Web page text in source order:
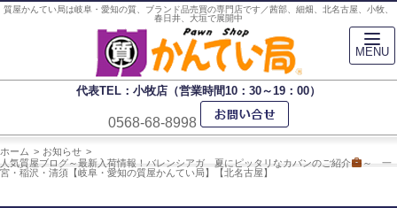
質屋かんてい局は岐阜・愛知の質、ブランド品売買の専門店です／茜部、細畑、北名古屋、小牧、
春日井、大垣で展開中
代表TEL：小牧店（営業時間10：30～19：00）
0568-68-8998
ホーム
お知らせ
人気質屋ブログ～最新入荷情報！バレンシアガ 夏にピッタリなカバンのご紹介
～ 一
宮・稲沢・清須【岐阜・愛知の質屋かんてい局】【北名古屋】
MENU